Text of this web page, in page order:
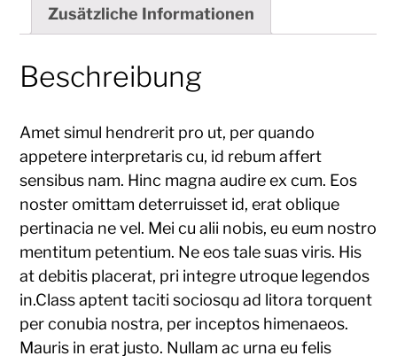
Zusätzliche Informationen
Beschreibung
Amet simul hendrerit pro ut, per quando
appetere interpretaris cu, id rebum affert
sensibus nam. Hinc magna audire ex cum. Eos
noster omittam deterruisset id, erat oblique
pertinacia ne vel. Mei cu alii nobis, eu eum nostro
mentitum petentium. Ne eos tale suas viris. His
at debitis placerat, pri integre utroque legendos
in.Class aptent taciti sociosqu ad litora torquent
per conubia nostra, per inceptos himenaeos.
Mauris in erat justo. Nullam ac urna eu felis